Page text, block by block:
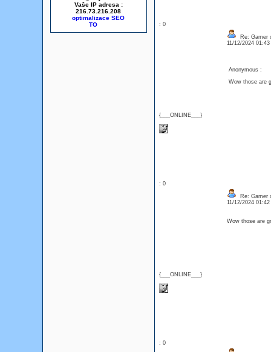
Vaše IP adresa :
216.73.216.208
optimalizace SEO
: 0
{___ONLINE___}
Re: Gamer
11/12/2024
Anonymous :
Wow those are
: 0
{___ONLINE___}
Re: Gamer
11/12/2024
Wow those are
: 0